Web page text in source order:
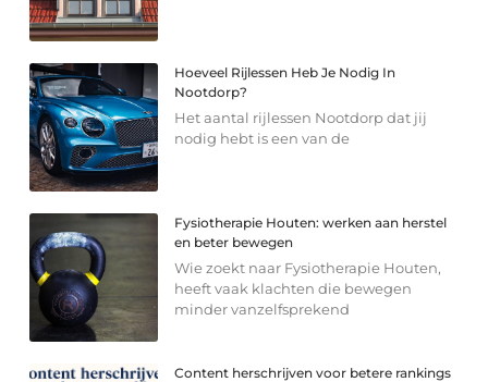
Hoeveel Rijlessen Heb Je Nodig In
Nootdorp?
Het aantal rijlessen Nootdorp dat jij
nodig hebt is een van de
Fysiotherapie Houten: werken aan herstel
en beter bewegen
Wie zoekt naar Fysiotherapie Houten,
heeft vaak klachten die bewegen
minder vanzelfsprekend
Content herschrijven voor betere rankings